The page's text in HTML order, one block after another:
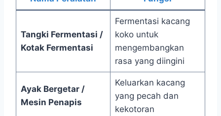
Tangki Fermentasi /
Kotak Fermentasi
Fermentasi kacang
koko untuk
mengembangkan
rasa yang diingini
Ayak Bergetar /
Mesin Penapis
Keluarkan kacang
yang pecah dan
kekotoran